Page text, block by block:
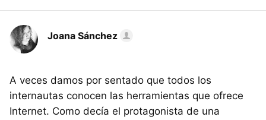
Joana Sánchez
A veces damos por sentado que todos los
internautas conocen las herramientas que ofrece
Internet. Como decía el protagonista de una